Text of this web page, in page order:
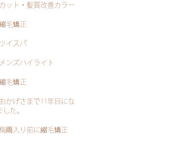
カット・髪質改善カラー
毛矯正
ツイスパ
メンズハイライト
毛矯正
おかげさまで11年目にな
した。
雨入り前に縮毛矯正